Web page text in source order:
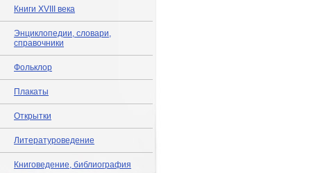
Книги XVIII века
Энциклопедии, словари,
справочники
Фольклор
Плакаты
Открытки
Литературоведение
Книговедение, библиография